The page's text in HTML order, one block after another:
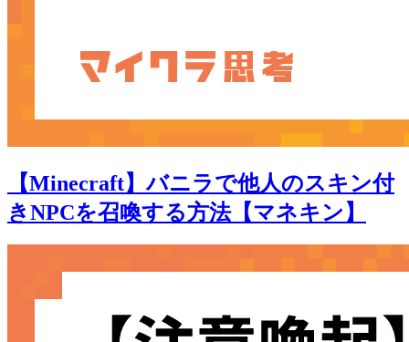
【Minecraft】バニラで他人のスキン付
きNPCを召喚する方法【マネキン】